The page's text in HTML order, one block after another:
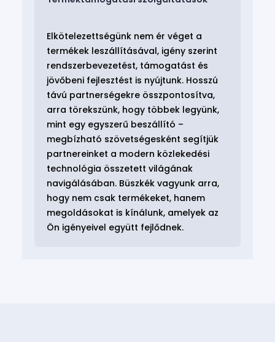
Elkötelezettségünk nem ér véget a
termékek leszállításával, igény szerint
rendszerbevezetést, támogatást és
jövőbeni fejlesztést is nyújtunk. Hosszú
távú partnerségekre összpontosítva,
arra törekszünk, hogy többek legyünk,
mint egy egyszerű beszállító –
megbízható szövetségesként segítjük
partnereinket a modern közlekedési
technológia összetett világának
navigálásában. Büszkék vagyunk arra,
hogy nem csak termékeket, hanem
megoldásokat is kínálunk, amelyek az
Ön igényeivel együtt fejlődnek.